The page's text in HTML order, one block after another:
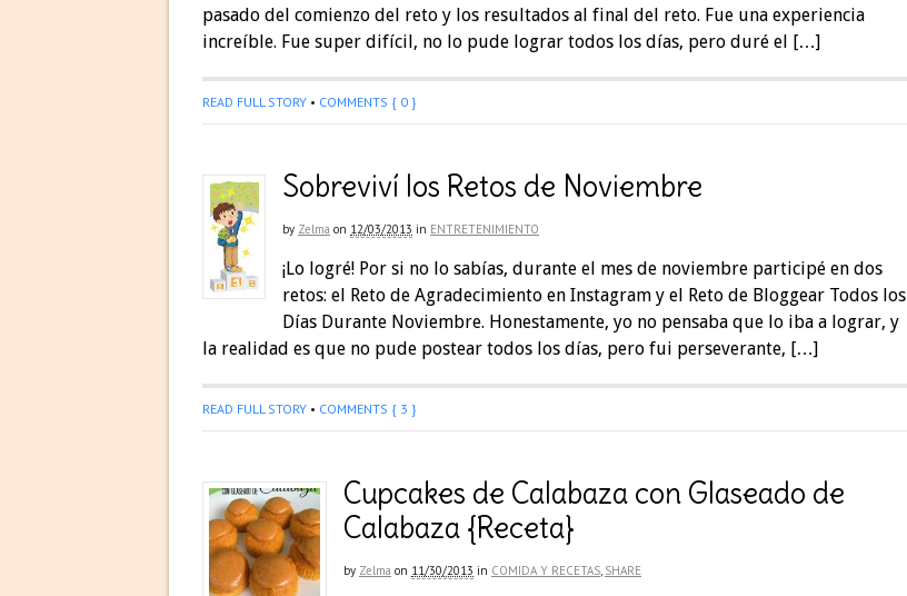
pasado del comienzo del reto y los resultados al final del reto. Fue una experiencia
increíble. Fue super difícil, no lo pude lograr todos los días, pero duré el […]
READ FULL STORY • COMMENTS { 0 }
Sobreviví los Retos de Noviembre
by Zelma on 12/03/2013 in ENTRETENIMIENTO
¡Lo logré! Por si no lo sabías, durante el mes de noviembre participé en dos
retos: el Reto de Agradecimiento en Instagram y el Reto de Bloggear Todos los
Días Durante Noviembre. Honestamente, yo no pensaba que lo iba a lograr, y
la realidad es que no pude postear todos los días, pero fui perseverante, […]
READ FULL STORY • COMMENTS { 3 }
Cupcakes de Calabaza con Glaseado de
Calabaza {Receta}
by Zelma on 11/30/2013 in COMIDA Y RECETAS, SHARE